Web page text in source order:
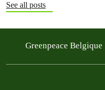
See all posts
Greenpeace Belgique